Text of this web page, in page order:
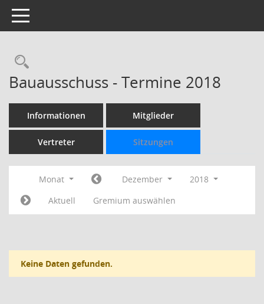
Toggle navigation
Rechercheauswahl
Bauausschuss - Termine 2018
Informationen Mitglieder
Vertreter Sitzungen
Monat Dezember
2018
Aktuell
Gremium auswählen
Keine Daten gefunden.